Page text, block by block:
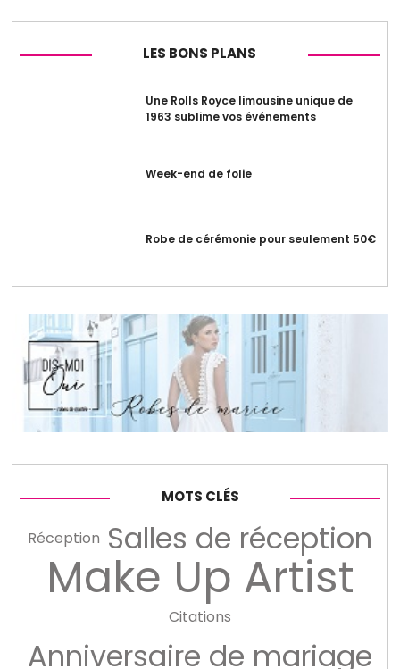
LES BONS PLANS
Une Rolls Royce limousine unique de
1963 sublime vos événements
Week-end de folie
Robe de cérémonie pour seulement 50€
MOTS CLÉS
Réception Salles de réception
Make Up Artist
Citations
Anniversaire de mariage